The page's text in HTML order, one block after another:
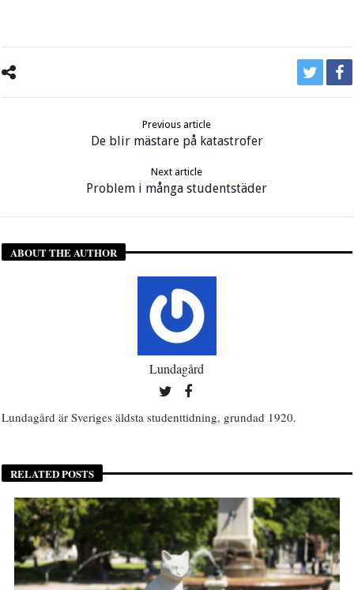
Previous article
De blir mästare på katastrofer
Next article
Problem i många studentstäder
ABOUT THE AUTHOR
Lundagård
Lundagård är Sveriges äldsta studenttidning, grundad 1920.
RELATED POSTS